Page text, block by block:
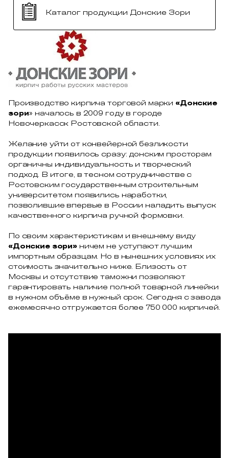
Каталог продукции Донские Зори
Производство кирпича торговой марки «Донские
зори» началось в 2009 году в городе
Новочеркасск Ростовской области.
Желание уйти от конвейерной безликости
продукции появилось сразу: донским просторам
органичны индивидуальность и творческий
подход. В итоге, в тесном сотрудничестве с
Ростовским государственным строительным
университетом появились наработки,
позволившие впервые в России наладить выпуск
качественного кирпича ручной формовки.
По своим характеристикам и внешнему виду
«Донские зори» ничем не уступают лучшим
импортным образцам. Но в нынешних условиях их
стоимость значительно ниже. Близость от
Москвы и отсутствие таможни позволяют
гарантировать наличие полной товарной линейки
в нужном объёме в нужный срок. Сегодня с завода
ежемесячно отгружается более 750 000 кирпичей.